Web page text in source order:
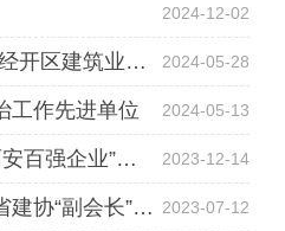
2024-12-02
陕煤建设荣获“西安市经开区建筑业高质量发展优秀企业” 2024-05-28
工作先进单位 2024-05-13
陕煤建设荣获“2023西安百强企业”称号 2023-12-14
陕煤建设集团被授予省建协“副会长”单位 2023-07-12